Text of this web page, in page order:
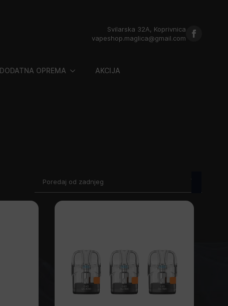
Svilarska 32A, Koprivnica
vapeshop.maglica@gmail.com
DODATNA OPREMA AKCIJA